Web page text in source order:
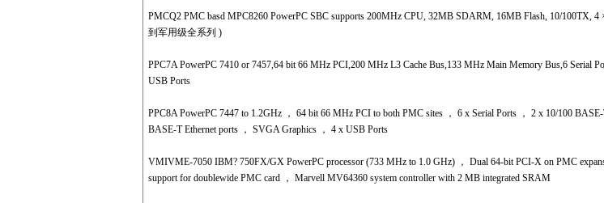
PMCQ2 PMC basd MPC8260 PowerPC SBC supports 200MHz CPU, 32MB SDARM, 16MB Flash, 10/100TX,
到军用级全系列 )
PPC7A PowerPC 7410 or 7457,64 bit 66 MHz PCI,200 MHz L3 Cache Bus,133 MHz Main Memory Bus,6 Serial
USB Ports
PPC8A PowerPC 7447 to 1.2GHz ， 64 bit 66 MHz PCI to both PMC sites ， 6 x Serial Ports ， 2 x 10/100
BASE-T Ethernet ports ， SVGA Graphics ， 4 x USB Ports
VMIVME-7050 IBM? 750FX/GX PowerPC processor (733 MHz to 1.0 GHz) ， Dual 64-bit PCI-X on PMC
support for doublewide PMC card ， Marvell MV64360 system controller with 2 MB integrated SRAM